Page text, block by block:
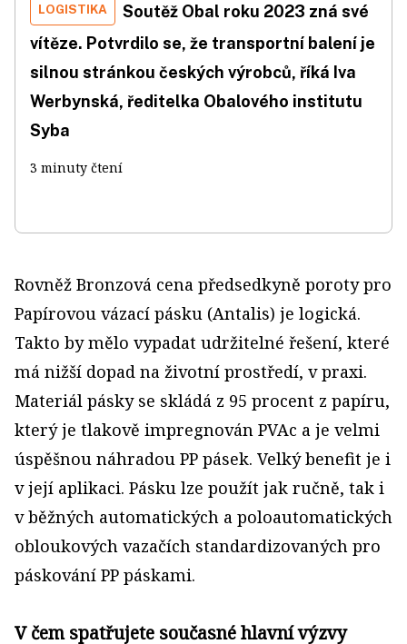
LOGISTIKA
Soutěž Obal roku 2023 zná své
vítěze. Potvrdilo se, že transportní balení je
silnou stránkou českých výrobců, říká Iva
Werbynská, ředitelka Obalového institutu
Syba
3 minuty čtení
Rovněž Bronzová cena předsedkyně poroty pro
Papírovou vázací pásku (Antalis) je logická.
Takto by mělo vypadat udržitelné řešení, které
má nižší dopad na životní prostředí, v praxi.
Materiál pásky se skládá z 95 procent z papíru,
který je tlakově impregnován PVAc a je velmi
úspěšnou náhradou PP pásek. Velký benefit je i
v její aplikaci. Pásku lze použít jak ručně, tak i
v běžných automatických a poloautomatických
obloukových vazačích standardizovaných pro
páskování PP páskami.
V čem spatřujete současné hlavní výzvy